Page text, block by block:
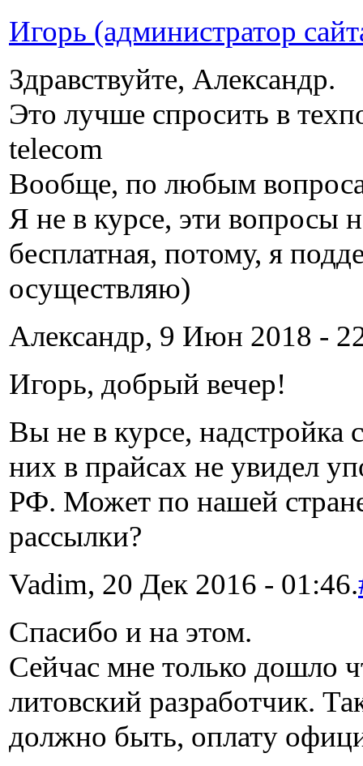
Игорь (администратор
Здравствуйте, Александр.
Это лучше спросить в
telecom
Вообще, по любым
Я не в курсе, эти вопросы
бесплатная, потому, я
осуществляю)
Александр, 9 Июн 2018 -
Игорь, добрый вечер!
Вы не в курсе, надстройка
них в прайсах не увидел
РФ. Может по нашей
рассылки?
Vadim, 20 Дек 2016 - 01:46.
Спасибо и на этом.
Сейчас мне только дошло
литовский разработчик.
должно быть, оплату